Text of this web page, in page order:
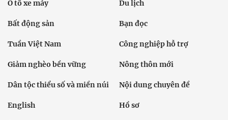
Ô tô xe máy Du lịch
Bất động sản Bạn đọc
Tuần Việt Nam Công nghiệp hỗ trợ
Giảm nghèo bền vững Nông thôn mới
Dân tộc thiểu số và miền núi Nội dung chuyên đề
English Hồ sơ